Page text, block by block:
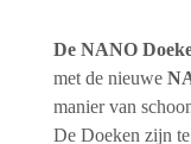
De NANO
met de nieuwe
manier van
De Doeken zijn